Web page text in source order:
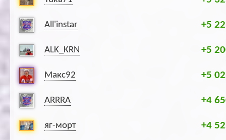
All'instar +5
ALK_KRN +5
Макс92 +5
ARRRA +4
яг-морт +4